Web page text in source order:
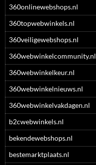
360onlinewebshops.nl
360topwebwinkels.nl
360veiligewebshops.nl
360webwinkelcommunity.nl
360webwinkelkeur.nl
360webwinkelnieuws.nl
360webwinkelvakdagen.nl
b2cwebwinkels.nl
bekendewebshops.nl
bestemarktplaats.nl